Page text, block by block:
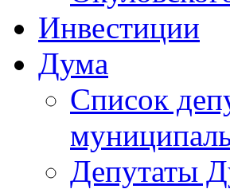
Инвестиции
Дума
Список
Депутаты